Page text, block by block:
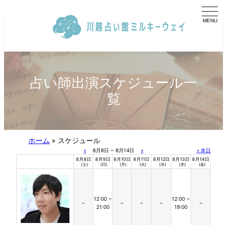
キ
占い師出演スケジュール一
覧
ホーム » スケジュール
« 8月8日 ~ 8月14日 » » 本日
8月8日
(土)
8月9日
(日)
8月10日
(月)
8月11日
(火)
8月12日
(水)
8月13日
(木)
8月14日
(金)
–
12:00 ~
21:00
– – –
12:00 ~
19:00
–